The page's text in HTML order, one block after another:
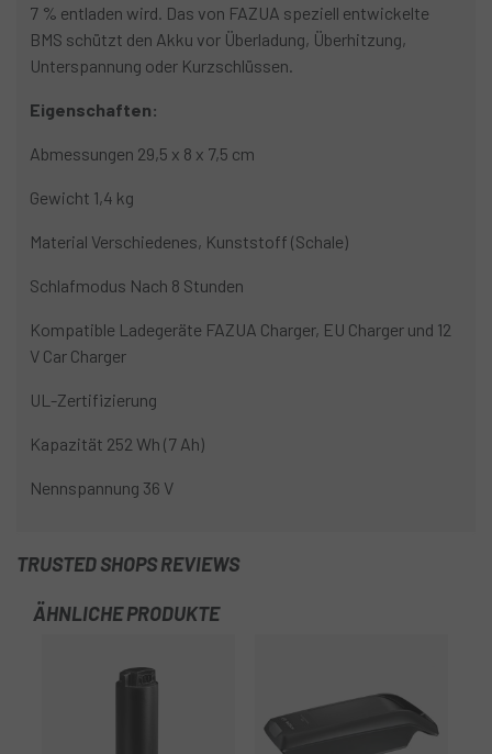
7 % entladen wird. Das von FAZUA speziell entwickelte
BMS schützt den Akku vor Überladung, Überhitzung,
Unterspannung oder Kurzschlüssen.
Eigenschaften:
Abmessungen 29,5 x 8 x 7,5 cm
Gewicht 1,4 kg
Material Verschiedenes, Kunststoff (Schale)
Schlafmodus Nach 8 Stunden
Kompatible Ladegeräte FAZUA Charger, EU Charger und 12
V Car Charger
UL-Zertifizierung
Kapazität 252 Wh (7 Ah)
Nennspannung 36 V
TRUSTED SHOPS REVIEWS
ÄHNLICHE PRODUKTE